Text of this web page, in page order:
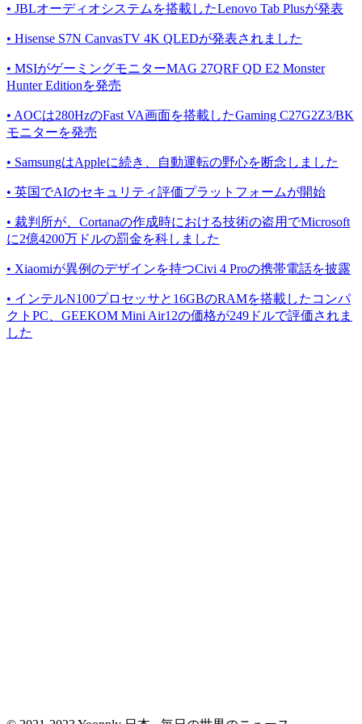
• JBLオーディオシステムを搭載したLenovo Tab Plusが発表
• Hisense S7N CanvasTV 4K QLEDが発表されました
• MSIがゲーミングモニターMAG 27QRF QD E2 Monster
Hunter Editionを発売
• AOCは280HzのFast VA画面を搭載したGaming C27G2Z3/BK
モニターを発売
• SamsungはAppleに続き、自動運転の野心を断念しました
• 英国でAIのセキュリティ評価プラットフォームが開始
• 裁判所が、Cortanaの作成時における技術の盗用でMicrosoft
に2億4200万ドルの罰金を科しました
• Xiaomiが異例のデザインを持つCivi 4 Proの携帯電話を披露
• インテルN100プロセッサと16GBのRAMを搭載したコンパ
クトPC、GEEKOM Mini Air12の価格が249ドルで評価されま
した